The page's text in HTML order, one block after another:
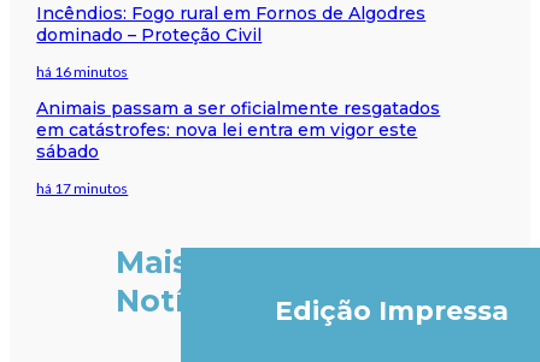
Incêndios: Fogo rural em Fornos de Algodres
dominado – Proteção Civil
há 16 minutos
Animais passam a ser oficialmente resgatados
em catástrofes: nova lei entra em vigor este
sábado
há 17 minutos
Mais
Notícias
Edição Impressa